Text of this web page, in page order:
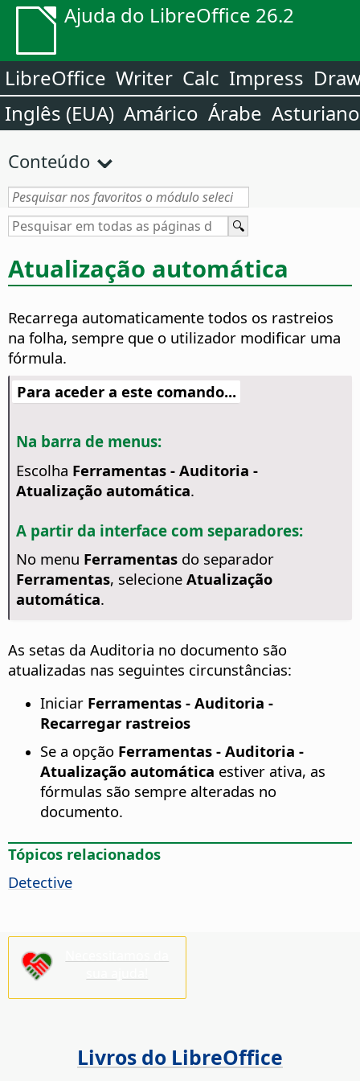
Ajuda do LibreOffice 26.2
LibreOffice Writer Calc Impress
Inglês (EUA) Amárico Árabe Asturiano
Conteúdo
Atualização automática
Recarrega automaticamente todos os rastreios
na folha, sempre que o utilizador modificar uma
fórmula.
Para aceder a este comando...
Na barra de menus:
Escolha Ferramentas - Auditoria -
Atualização automática.
A partir da interface com separadores:
No menu Ferramentasdo separador
Ferramentas, selecione Atualização
automática.
As setas da Auditoria no documento são
atualizadas nas seguintes circunstâncias:
Iniciar Ferramentas - Auditoria -
Recarregar rastreios
Se a opção Ferramentas - Auditoria -
Atualização automática estiver ativa, as
fórmulas são sempre alteradas no
documento.
Tópicos relacionados
Detective
Livros do LibreOffice